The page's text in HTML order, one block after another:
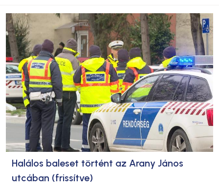
Halálos baleset történt az Arany János
utcában (frissítve)